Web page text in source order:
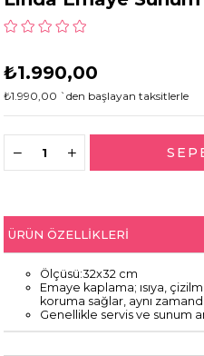
₺1.990,00
₺1.990,00 `den başlayan taksitlerle
ÜRÜN ÖZELLIKLERI
Ölçüsü:32x32 cm
Emaye kaplama; ısıya,
koruma sağlar, aynı
Genellikle servis ve sunum